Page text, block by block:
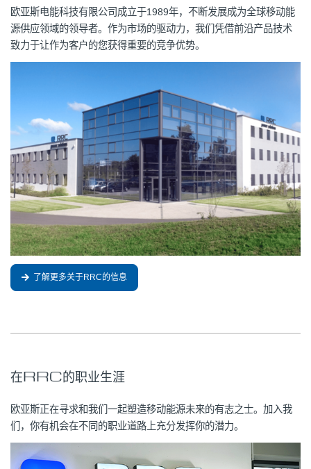
欧亚斯电能科技有限公司成立于1989年，不断发展成为全球移动能
源供应领域的领导者。作为市场的驱动力，我们凭借前沿产品技术
致力于让作为客户的您获得重要的竞争优势。
了解更多关于RRC的信息
在RRC的职业生涯
欧亚斯正在寻求和我们一起塑造移动能源未来的有志之士。加入我
们，你有机会在不同的职业道路上充分发挥你的潜力。